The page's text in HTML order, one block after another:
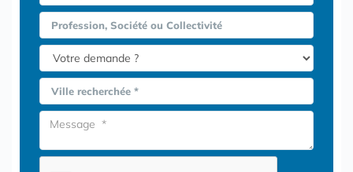
Profession, Société ou Collectivité
Ville recherchée *